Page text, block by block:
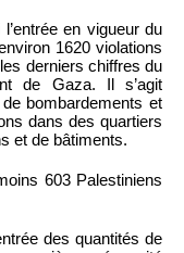
en vigueur du
1620 violations
derniers chiffres du
de Gaza. Il s’agit
bombardements et
dans des quartiers
et de bâtiments.
603 Palestiniens
des quantités de